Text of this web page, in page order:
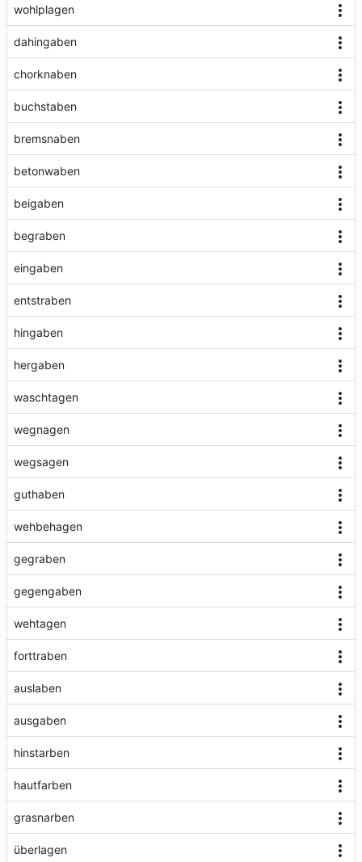
wohlplagen
dahingaben
chorknaben
buchstaben
bremsnaben
betonwaben
beigaben
begraben
eingaben
entstraben
hingaben
hergaben
waschtagen
wegnagen
wegsagen
guthaben
wehbehagen
gegraben
gegengaben
wehtagen
forttraben
auslaben
ausgaben
hinstarben
hautfarben
grasnarben
überlagen